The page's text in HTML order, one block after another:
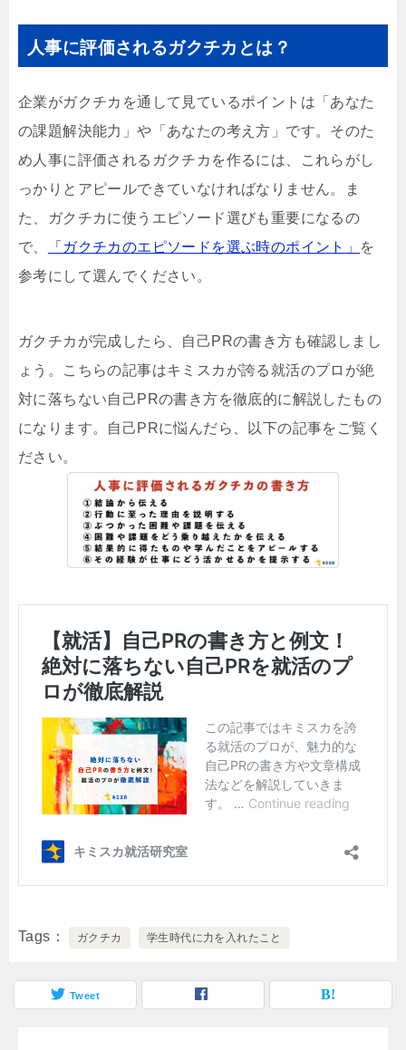
人事に評価されるガクチカとは？
企業がガクチカを通して見ているポイントは「あなた
の課題解決能力」や「あなたの考え方」です。そのた
め人事に評価されるガクチカを作るには、これらがし
っかりとアピールできていなければなりません。ま
た、ガクチカに使うエピソード選びも重要になるの
で、
「ガクチカのエピソードを選ぶ時のポイント」
を
参考にして選んでください。
ガクチカが完成したら、自己PRの書き方も確認しまし
ょう。こちらの記事はキミスカが誇る就活のプロが絶
対に落ちない自己PRの書き方を徹底的に解説したもの
になります。自己PRに悩んだら、以下の記事をご覧く
ださい。
Tags ガクチカ 学生時代に力を入れたこと
Tweet